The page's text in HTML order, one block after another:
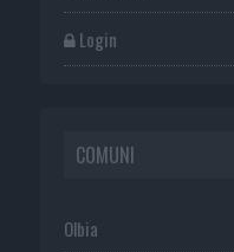
Login
COMUNI
Olbia